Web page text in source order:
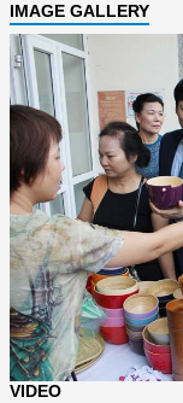
IMAGE GALLERY
VIDEO